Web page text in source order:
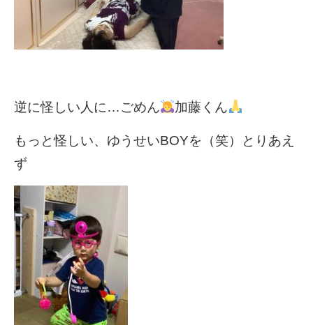
逆に怪しい人に…ごめん 加藤くん
もっと怪しい、ゆうせいBOYを（笑）とりあえ
ず